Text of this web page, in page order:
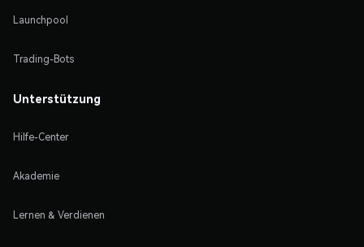
Launchpool
Trading-Bots
Unterstützung
Hilfe-Center
Akademie
Lernen & Verdienen